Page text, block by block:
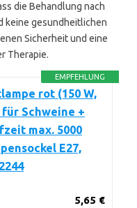
die Behandlung nach
keine gesundheitlichen
Sicherheit und eine
Therapie.
EMPFEHLUNG
rot (150 W,
Schweine +
max. 5000
E27,
5,65 €